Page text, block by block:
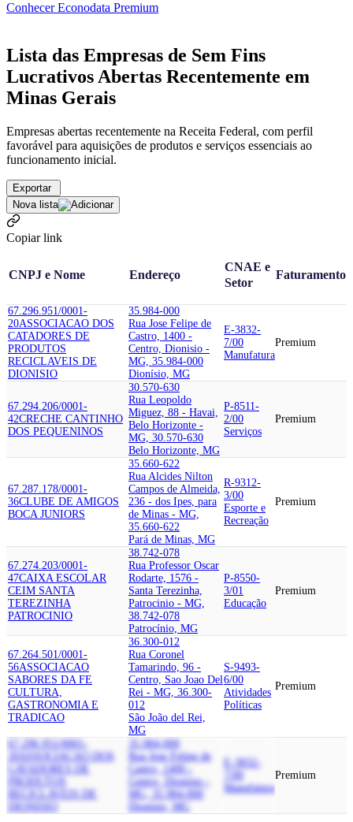
Conhecer Econodata Premium
Lista das Empresas de Sem Fins
Lucrativos Abertas Recentemente em
Minas Gerais
Empresas abertas recentemente na Receita Federal, com perfil
favorável para aquisições de produtos e serviços essenciais ao
funcionamento inicial.
Exportar
Nova lista
Copiar link
CNPJ e Nome Endereço
CNAE e
Setor
Faturamento
67.296.951/0001-
20ASSOCIACAO DOS
CATADORES DE
PRODUTOS
RECICLAVEIS DE
DIONISIO
35.984-000
Rua Jose Felipe de
Castro, 1400 -
Centro, Dionisio -
MG, 35.984-000
Dionísio, MG
E-3832-
7/00
Manufatura
Premium
67.294.206/0001-
42CRECHE CANTINHO
DOS PEQUENINOS
30.570-630
Rua Leopoldo
Miguez, 88 - Havai,
Belo Horizonte -
MG, 30.570-630
Belo Horizonte, MG
P-8511-
2/00
Serviços
Premium
67.287.178/0001-
36CLUBE DE AMIGOS
BOCA JUNIORS
35.660-622
Rua Alcides Nilton
Campos de Almeida,
236 - dos Ipes, para
de Minas - MG,
35.660-622
Pará de Minas, MG
R-9312-
3/00
Esporte e
Recreação
Premium
67.274.203/0001-
47CAIXA ESCOLAR
CEIM SANTA
TEREZINHA
PATROCINIO
38.742-078
Rua Professor Oscar
Rodarte, 1576 -
Santa Terezinha,
Patrocinio - MG,
38.742-078
Patrocínio, MG
P-8550-
3/01
Educação
Premium
67.264.501/0001-
56ASSOCIACAO
SABORES DA FE
CULTURA,
GASTRONOMIA E
TRADICAO
36.300-012
Rua Coronel
Tamarindo, 96 -
Centro, Sao Joao Del
Rei - MG, 36.300-
012
São João del Rei,
MG
S-9493-
6/00
Atividades
Políticas
Premium
67.296.951/0001-
ASSOCIACAO DOS
CATADORES DE
RECICLAVEIS DE
35.984-000
Rua Jose Felipe de
Castro, 1400 -
Centro, Dionisio -
MG, 35.984-000
Dionísio, MG
E-3832-
Manufatura
Premium